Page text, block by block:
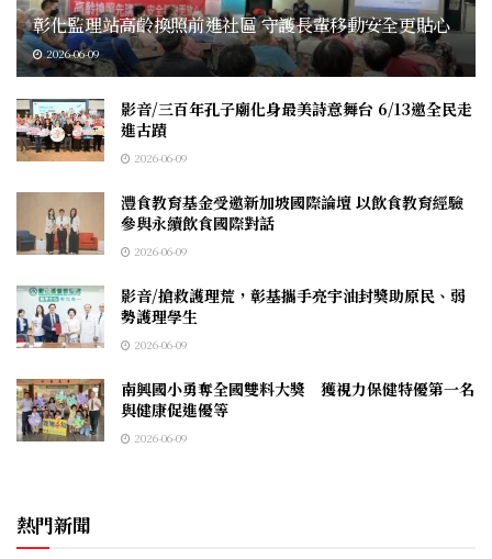
彰化監理站高齡換照前進社區 守護長輩移動安全更貼心
2026-06-09
影音/三百年孔子廟化身最美詩意舞台 6/13邀全民走
進古蹟
2026-06-09
灃食教育基金受邀新加坡國際論壇 以飲食教育經驗
參與永續飲食國際對話
2026-06-09
影音/搶救護理荒，彰基攜手亮宇油封獎助原民、弱
勢護理學生
2026-06-09
南興國小勇奪全國雙料大獎 獲視力保健特優第一名
與健康促進優等
2026-06-09
熱門新聞